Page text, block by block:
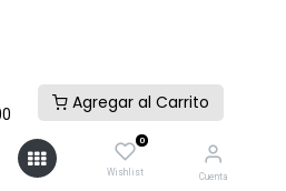
Agregar al Carrito
0
Wishlist Cuenta
Comprar ahora